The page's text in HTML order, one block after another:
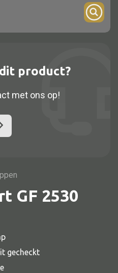
product?
met ons op!
GF 2530
gecheckt